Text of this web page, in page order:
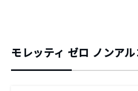
モレッティ ゼロ ノンア